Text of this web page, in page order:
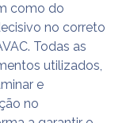
como do
no correto
Todas as
utilizados,
e
no